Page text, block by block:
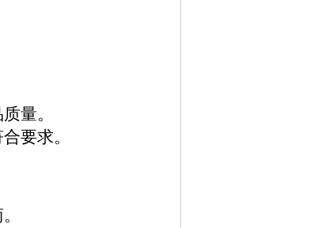
量。
要求。